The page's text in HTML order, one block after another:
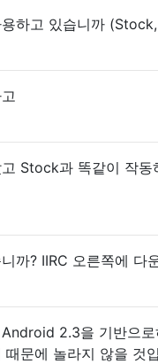
하고 있습니까
Stock과 똑같이 작
까? IIRC 오른쪽에 다
2.3을 기반으
때문에 놀라지 않을 것